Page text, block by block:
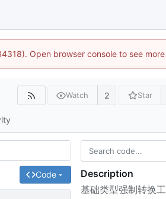
Open browser console to see
Watch 2 Star
Code
Description
基础类型强制转换